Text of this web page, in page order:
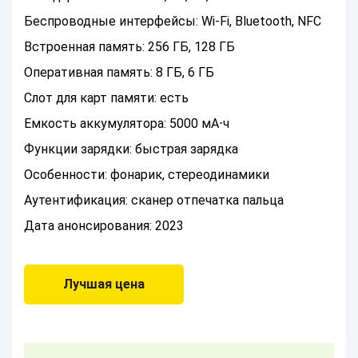
Беспроводные интерфейсы: Wi-Fi, Bluetooth, NFC
Встроенная память: 256 ГБ, 128 ГБ
Оперативная память: 8 ГБ, 6 ГБ
Слот для карт памяти: есть
Емкость аккумулятора: 5000 мА⋅ч
Функции зарядки: быстрая зарядка
Особенности: фонарик, стереодинамики
Аутентификация: сканер отпечатка пальца
Дата анонсирования: 2023
Лучшая цена